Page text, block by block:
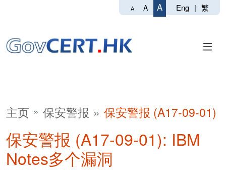
A A A Eng | 繁
主页 保安警报 保安警报 (A17-09-01)
保安警报 (A17-09-01): IBM
Notes多个漏洞